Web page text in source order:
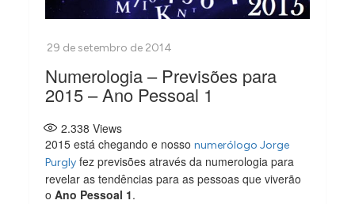
Numerologia – Previsões para
2015 – Ano Pessoal 1
2.338 Views
2015 está chegando e nossonumerólogo Jorge
Purgly fez previsões através da numerologia para
revelar as tendências para as pessoas que viverão
oAno Pessoal 1.